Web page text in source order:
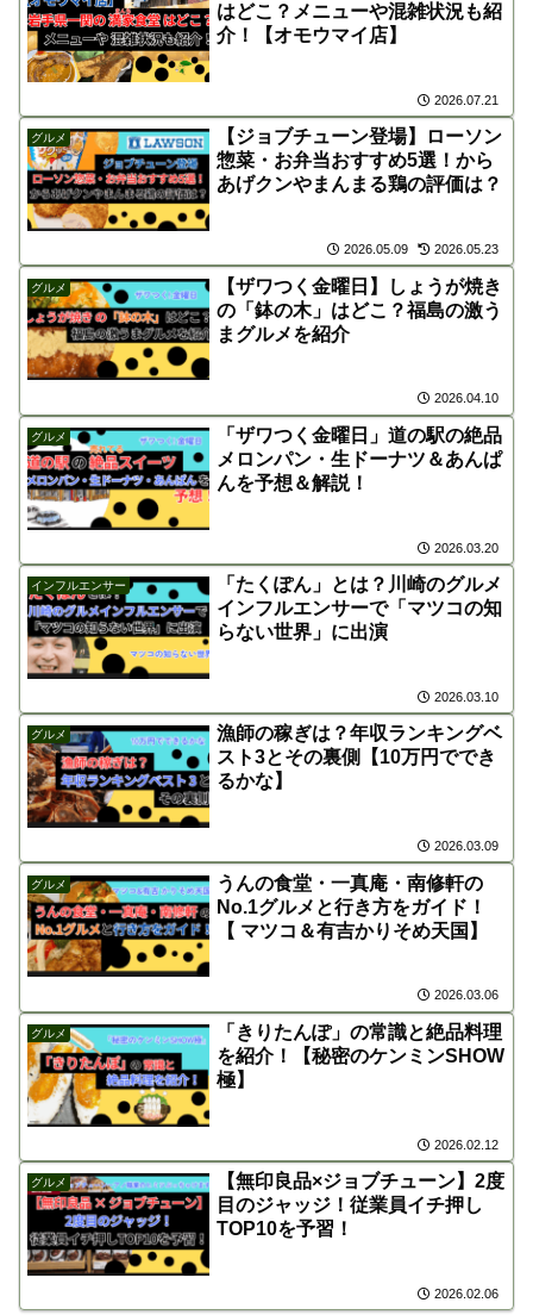
はどこ？メニューや混雑状況も紹
介！【オモウマイ店】
2026.07.21
グルメ
【ジョブチューン登場】ローソン
惣菜・お弁当おすすめ5選！から
あげクンやまんまる鶏の評価は？
2026.05.09 2026.05.23
グルメ
【ザワつく金曜日】しょうが焼き
の「鉢の木」はどこ？福島の激う
まグルメを紹介
2026.04.10
グルメ
「ザワつく金曜日」道の駅の絶品
メロンパン・生ドーナツ＆あんぱ
んを予想＆解説！
2026.03.20
インフルエンサー
「たくぽん」とは？川崎のグルメ
インフルエンサーで「マツコの知
らない世界」に出演
2026.03.10
グルメ
漁師の稼ぎは？年収ランキングベ
スト3とその裏側【10万円ででき
るかな】
2026.03.09
グルメ
うんの食堂・一真庵・南修軒の
No.1グルメと行き方をガイド！
【 マツコ＆有吉かりそめ天国】
2026.03.06
グルメ
「きりたんぽ」の常識と絶品料理
を紹介！【秘密のケンミンSHOW
極】
2026.02.12
グルメ
【無印良品×ジョブチューン】2度
目のジャッジ！従業員イチ押し
TOP10を予習！
2026.02.06